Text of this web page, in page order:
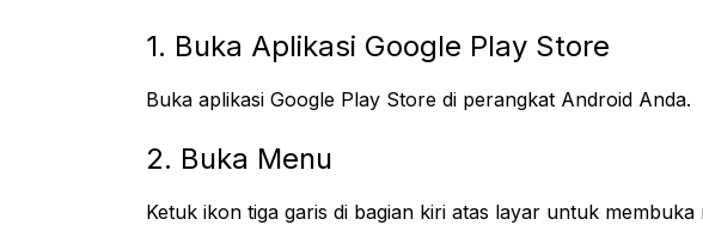
1. Buka Aplikasi Google Play Store
Buka aplikasi Google Play Store di perangkat Android Anda.
2. Buka Menu
Ketuk ikon tiga garis di bagian kiri atas layar untuk membuka